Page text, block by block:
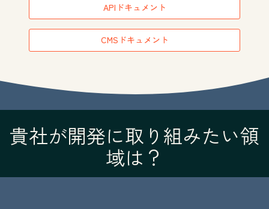
APIドキュメント
CMSドキュメント
貴社が開発に取り組みたい領
域は？